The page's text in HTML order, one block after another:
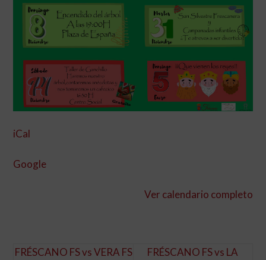
iCal
Google
Ver calendario completo
FRÉSCANO FS vs VERA FS
FRÉSCANO FS vs LA